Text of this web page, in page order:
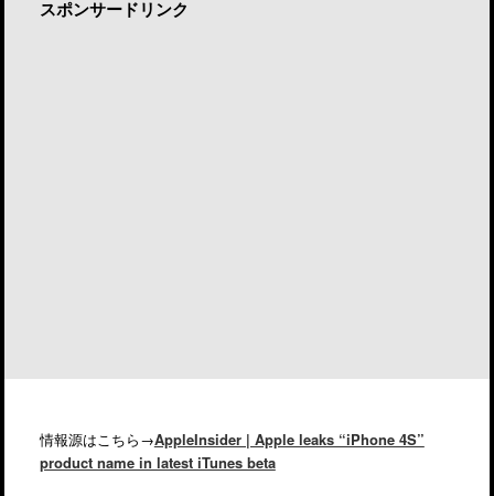
スポンサードリンク
情報源はこちら→AppleInsider | Apple leaks “iPhone 4S”
product name in latest iTunes beta